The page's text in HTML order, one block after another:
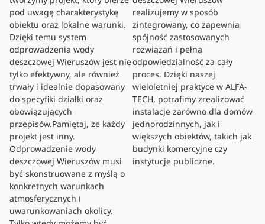
pod uwagę charakterystykę
obiektu oraz lokalne warunki.
Dzięki temu system
odprowadzenia wody
deszczowej Wieruszów jest nie
tylko efektywny, ale również
trwały i idealnie dopasowany
do specyfiki działki oraz
obowiązujących
przepisów.Pamiętaj, że każdy
projekt jest inny.
Odprowadzenie wody
deszczowej Wieruszów musi
być skonstruowane z myślą o
konkretnych warunkach
atmosferycznych i
uwarunkowaniach okolicy.
realizujemy w sposób
zintegrowany, co zapewnia
spójność zastosowanych
rozwiązań i pełną
odpowiedzialność za cały
proces. Dzięki naszej
wieloletniej praktyce w ALFA-
TECH, potrafimy zrealizować
instalacje zarówno dla domów
jednorodzinnych, jak i
większych obiektów, takich jak
budynki komercyjne czy
instytucje publiczne.